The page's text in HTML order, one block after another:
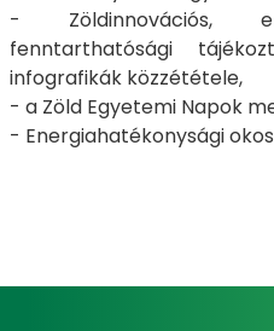
- Zöldinnovációs,
fenntarthatósági
infografikák közzététele,
- a Zöld Egyetemi Napok
- Energiahatékonysági